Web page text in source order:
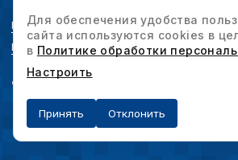
Политика конфиденциальности
Выбор настроек cookie
© 2026 Интервесп — производственное оборудование.
Для обеспечения удобства
сайта используются cookies в
в Политике обработки
Настроить
Принять Отклонить